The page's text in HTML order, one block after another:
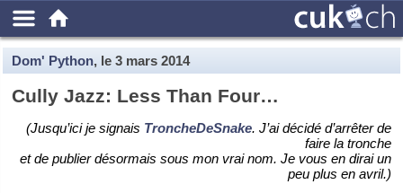
Dom' Python, le 3 mars 2014
Cully Jazz: Less Than Four…
(Jus­qu’ici je si­gnais Tron­che­DeS­nake. J’ai dé­cidé d’ar­rê­ter de
faire la tronche
et de pu­blier dé­sor­mais sous mon vrai nom. Je vous en dirai un
peu plus en avril.)